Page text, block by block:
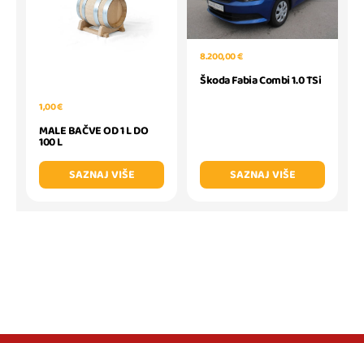
1,00 €
MALE BAČVE OD 1 L DO
100 L
SAZNAJ VIŠE
8.200,00 €
Škoda Fabia Combi 1.0 TSi
SAZNAJ VIŠE